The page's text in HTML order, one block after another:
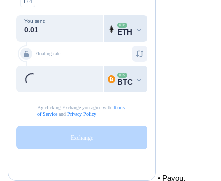
• Payout